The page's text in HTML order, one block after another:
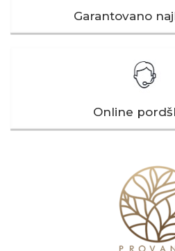
Garantovano
Online